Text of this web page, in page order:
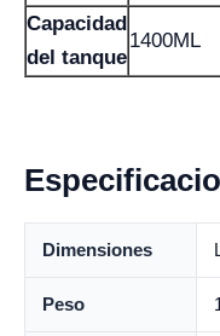
Capacidad
del tanque
1400ML
Dimensiones
Peso